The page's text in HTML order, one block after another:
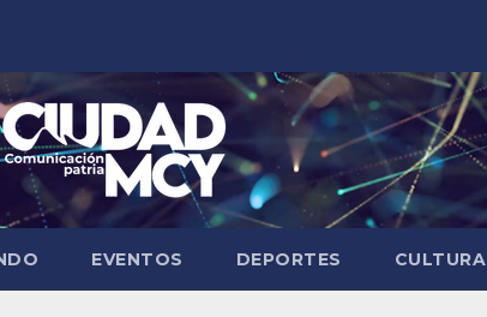
EVENTOS DEPORTES CULTURA